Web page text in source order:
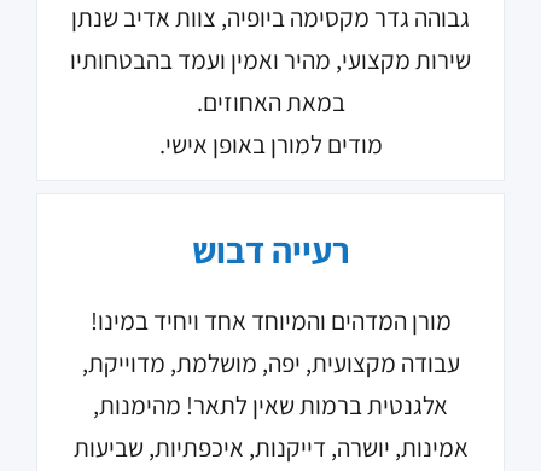
גבוהה גדר מקסימה ביופיה, צוות אדיב שנתן
שירות מקצועי, מהיר ואמין ועמד בהבטחותיו
במאת האחוזים.
מודים למורן באופן אישי.
רעייה דבוש
מורן המדהים והמיוחד אחד ויחיד במינו!
עבודה מקצועית, יפה, מושלמת, מדוייקת,
אלגנטית ברמות שאין לתאר! מהימנות,
אמינות, יושרה, דייקנות, איכפתיות, שביעות